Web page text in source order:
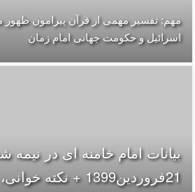
مهم: تفسیر مهمی از قرآن پیرامون
اسرائیل و حکومت جهانی امام زمان
بیانات امام خامنه ای در نیمه
21فروردین1399 + نکته خوانی، صوت و فیلم